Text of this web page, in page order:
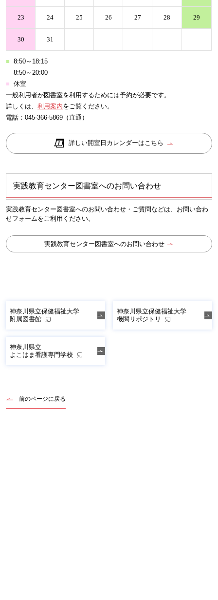
23 24 25 26 27 28 29
30 31
■
8:50～18:15
8:50～20:00
■
休室
一般利用者が図書室を利用するためには予約が必要です。
詳しくは、利用案内をご覧ください。
電話：045-366-5869 （直通）
詳しい開室日カレンダーはこちら
実践教育センター図書室へのお問い合わせ
実践教育センター図書室へのお問い合わせ・ご質問などは、お問い合わ
せフォームをご利用ください。
実践教育センター図書室へのお問い合わせ
神奈川県立保健福祉大学
附属図書館
神奈川県立保健福祉大学
機関リポジトリ
神奈川県立
よこはま看護専門学校
前のページに戻る